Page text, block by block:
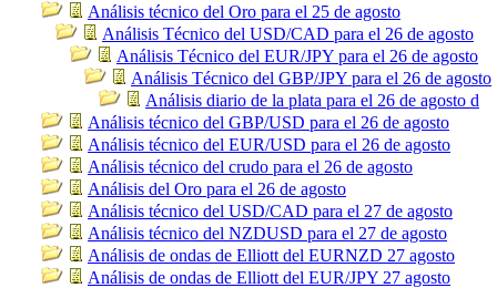
Análisis técnico del Oro para el 25 de agosto
Análisis Técnico del USD/CAD para el 26 de agosto
Análisis Técnico del EUR/JPY para el 26 de agosto
Análisis Técnico del GBP/JPY para el 26 de agosto
Análisis diario de la plata para el 26 de agosto d
Análisis técnico del GBP/USD para el 26 de agosto
Análisis técnico del EUR/USD para el 26 de agosto
Análisis técnico del crudo para el 26 de agosto
Análisis del Oro para el 26 de agosto
Análisis técnico del USD/CAD para el 27 de agosto
Análisis técnico del NZDUSD para el 27 de agosto
Análisis de ondas de Elliott del EURNZD 27 agosto
Análisis de ondas de Elliott del EUR/JPY 27 agosto